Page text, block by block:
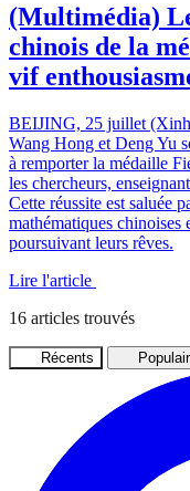
(Multimédia)
chinois de la
vif
BEIJING, 25 juillet
Wang Hong et Deng Yu
à remporter la médaille
les chercheurs,
Cette réussite est saluée
mathématiques chinoises
poursuivant leurs rêves.
Lire l'article
16 articles trouvés
Récents